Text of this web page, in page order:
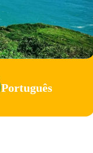
Português